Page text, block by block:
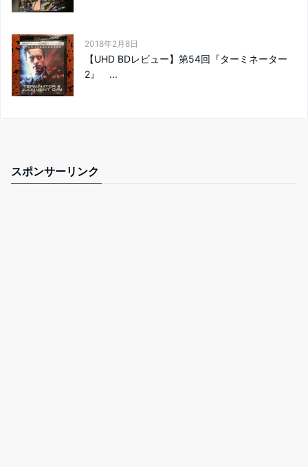
2018年2月8日
【UHD BDレビュー】第54回『ターミネーター
2』 ...
スポンサーリンク